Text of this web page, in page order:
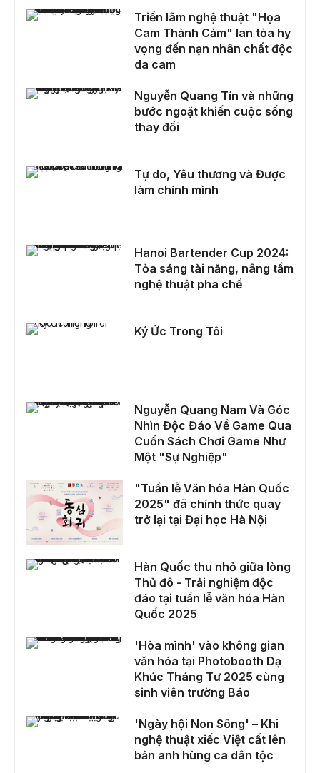
Triển lãm nghệ thuật "Họa Cam Thảnh Cảm" lan tỏa hy vọng đến nạn nhân chất độc da cam
Triển lãm nghệ thuật "Họa
Cam Thảnh Cảm" lan tỏa hy
vọng đến nạn nhân chất độc
da cam
Nguyễn Quang Tín và những bước ngoặt khiến cuộc sống thay đổi
Nguyễn Quang Tín và những
bước ngoặt khiến cuộc sống
thay đổi
Tự do, Yêu thương và Được làm chính mình
Tự do, Yêu thương và Được
làm chính mình
Hanoi Bartender Cup 2024: Tỏa sáng tài năng, nâng tầm nghệ thuật pha chế
Hanoi Bartender Cup 2024:
Tỏa sáng tài năng, nâng tầm
nghệ thuật pha chế
Ký Ức Trong Tôi
Ký Ức Trong Tôi
Nguyễn Quang Nam Và Góc Nhìn Độc Đáo Về Game Qua Cuốn Sách Chơi Game Như Một "Sự Nghiệp"
Nguyễn Quang Nam Và Góc
Nhìn Độc Đáo Về Game Qua
Cuốn Sách Chơi Game Như
Một "Sự Nghiệp"
"Tuần lễ Văn hóa Hàn Quốc 2025" đã chính thức quay trở lại tại Đại học Hà Nội
"Tuần lễ Văn hóa Hàn Quốc
2025" đã chính thức quay
trở lại tại Đại học Hà Nội
Hàn Quốc thu nhỏ giữa lòng Thủ đô - Trải nghiệm độc đáo tại tuần lễ văn hóa Hàn Quốc 2025
Hàn Quốc thu nhỏ giữa lòng
Thủ đô - Trải nghiệm độc
đáo tại tuần lễ văn hóa Hàn
Quốc 2025
'Hòa mình' vào không gian văn hóa tại Photobooth Dạ Khúc Tháng Tư 2025 cùng sinh viên trường Báo
'Hòa mình' vào không gian
văn hóa tại Photobooth Dạ
Khúc Tháng Tư 2025 cùng
sinh viên trường Báo
'Ngày hội Non Sông' – Khi nghệ thuật xiếc Việt cất lên bản anh hùng ca dân tộc
'Ngày hội Non Sông' – Khi
nghệ thuật xiếc Việt cất lên
bản anh hùng ca dân tộc